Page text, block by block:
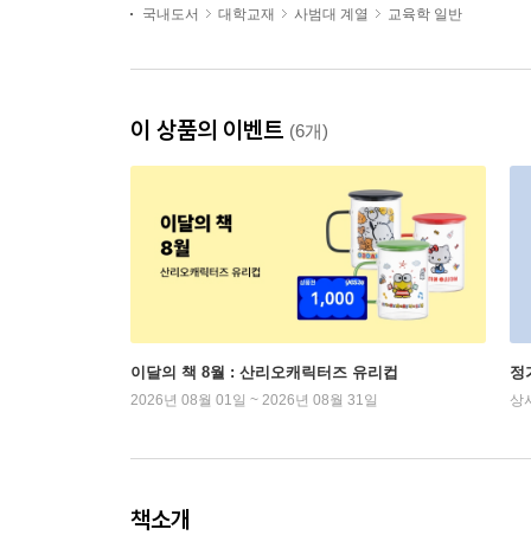
국내도서 대학교재 사범대 계열 교육학 일반
이 상품의 이벤트 (6개)
이달의 책 8월 : 산리오캐릭터즈 유리컵
2026년 08월 01일 ~ 2026년 08월 31일
정
상
책소개